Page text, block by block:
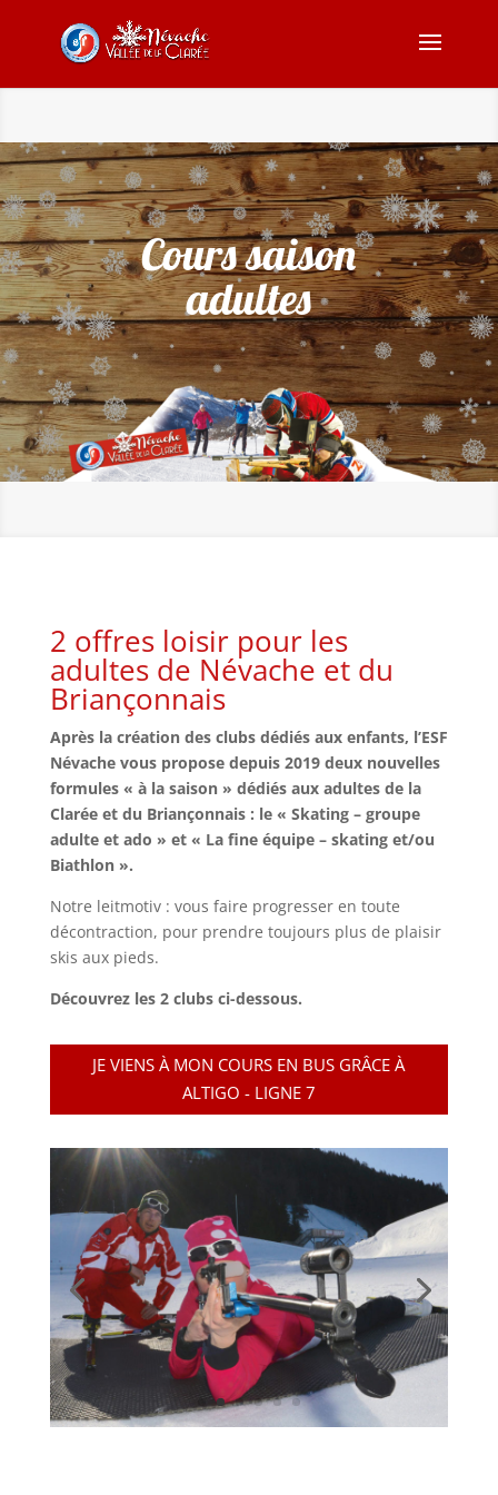
Cours saison
adultes
2 offres loisir pour les
adultes de Névache et du
Briançonnais
Après la création des clubs dédiés aux enfants, l’ESF
Névache vous propose depuis 2019 deux nouvelles
formules « à la saison » dédiés aux adultes de la
Clarée et du Briançonnais : le « Skating – groupe
adulte et ado » et « La fine équipe – skating et/ou
Biathlon ».
Notre leitmotiv : vous faire progresser en toute
décontraction, pour prendre toujours plus de plaisir
skis aux pieds.
Découvrez les 2 clubs ci-dessous.
JE VIENS À MON COURS EN BUS GRÂCE À
ALTIGO - LIGNE 7